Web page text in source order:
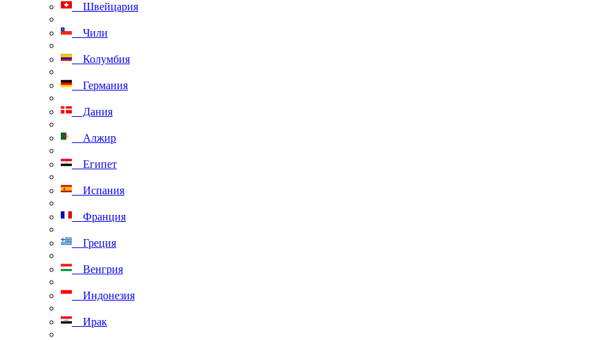
Швейцария
Чили
Колумбия
Германия
Дания
Алжир
Египет
Испания
Франция
Греция
Венгрия
Индонезия
Ирак